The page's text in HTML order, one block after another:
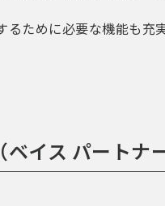
ために必要な機能も充
イス パートナ